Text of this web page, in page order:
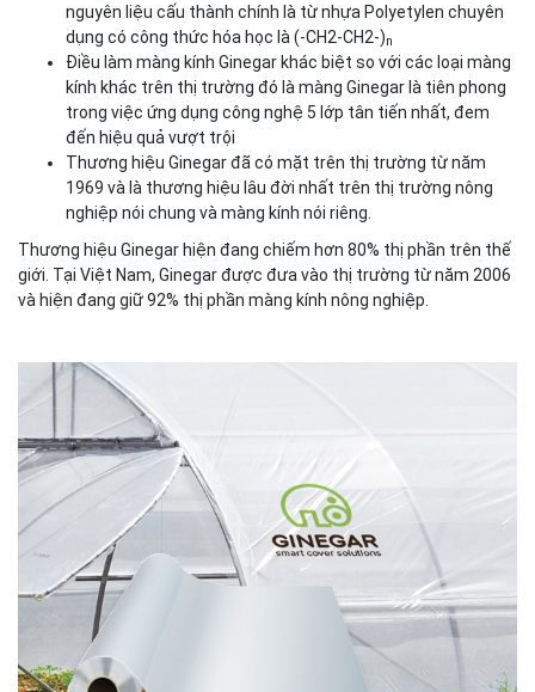
nguyên liệu cấu thành chính là từ nhựa Polyetylen chuyên
dụng có công thức hóa học là (-CH2-CH2-)n
Điều làm màng kính Ginegar khác biệt so với các loại màng
kính khác trên thị trường đó là màng Ginegar là tiên phong
trong việc ứng dụng công nghệ 5 lớp tân tiến nhất, đem
đến hiệu quả vượt trội
Thương hiệu Ginegar đã có mặt trên thị trường từ năm
1969 và là thương hiệu lâu đời nhất trên thị trường nông
nghiệp nói chung và màng kính nói riêng.
Thương hiệu Ginegar hiện đang chiếm hơn 80% thị phần trên thế
giới. Tại Việt Nam, Ginegar được đưa vào thị trường từ năm 2006
và hiện đang giữ 92% thị phần màng kính nông nghiệp.